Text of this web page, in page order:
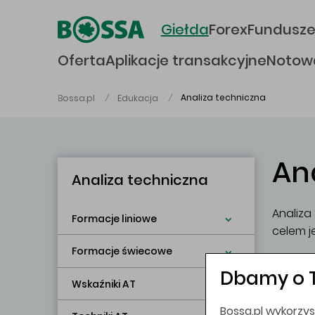
GiełdaForexFundusze
OfertaAplikacje transakcyjne
Bossa.pl Edukacja Analiza techniczna
Analiza techniczna
Formacje liniowe
Formacje świecowe
Wskaźniki AT
celem
Dbamy o
Bossa.pl